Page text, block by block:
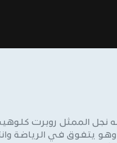
إنه نجل الممثل روبرت
وهو يتفوق في الرياضة